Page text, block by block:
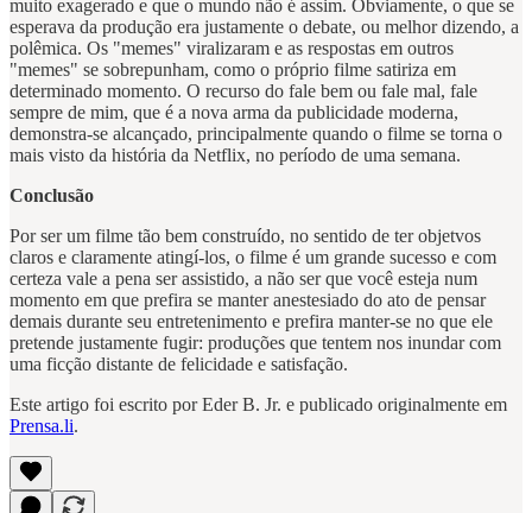
muito exagerado e que o mundo não é assim. Obviamente, o que se
esperava da produção era justamente o debate, ou melhor dizendo, a
polêmica. Os "memes" viralizaram e as respostas em outros
"memes" se sobrepunham, como o próprio filme satiriza em
determinado momento. O recurso do fale bem ou fale mal, fale
sempre de mim, que é a nova arma da publicidade moderna,
demonstra-se alcançado, principalmente quando o filme se torna o
mais visto da história da Netflix, no período de uma semana.
Conclusão
Por ser um filme tão bem construído, no sentido de ter objetvos
claros e claramente atingí-los, o filme é um grande sucesso e com
certeza vale a pena ser assistido, a não ser que você esteja num
momento em que prefira se manter anestesiado do ato de pensar
demais durante seu entretenimento e prefira manter-se no que ele
pretende justamente fugir: produções que tentem nos inundar com
uma ficção distante de felicidade e satisfação.
Este artigo foi escrito por Eder B. Jr. e publicado originalmente em
Prensa.li.